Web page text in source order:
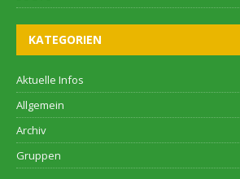
KATEGORIEN
Aktuelle Infos
Allgemein
Archiv
Gruppen